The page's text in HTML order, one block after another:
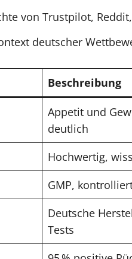
von Trustpilot,
deutscher
Beschreibung
Appetit und
deutlich
Hochwertig,
GMP,
Deutsche
Tests